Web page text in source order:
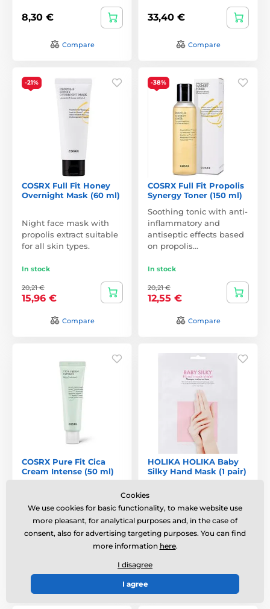
8,30 €
Compare
33,40 €
Compare
-21%
COSRX Full Fit Honey
Overnight Mask (60 ml)
Night face mask with
propolis extract suitable
for all skin types.
In stock
20,21 €
15,96 €
Compare
-38%
COSRX Full Fit Propolis
Synergy Toner (150 ml)
Soothing tonic with anti-
inflammatory and
antiseptic effects based
on propolis…
In stock
20,21 €
12,55 €
Compare
COSRX Pure Fit Cica
Cream Intense (50 ml)
Centella extracts.
In stock
HOLIKA HOLIKA Baby
Silky Hand Mask (1 pair)
In stock
Cookies
We use cookies for basic functionality, to make website use
more pleasant, for analytical purposes and, in the case of
consent, also for advertising targeting purposes. You can find
more information here.
I disagree
I agree